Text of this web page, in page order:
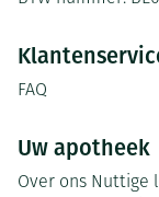
FAQ
Uw apotheek
Over ons Nuttige